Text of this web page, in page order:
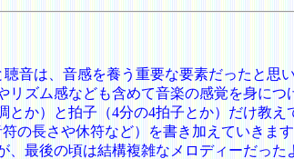
音は、音感を養う重要な要素だったと思
ズム感なども含めて音楽の感覚を身に
か）と拍子（4分の4拍子とか）だけ教
の長さや休符など）を書き加えていきま
最後の頃は結構複雑なメロディーだった